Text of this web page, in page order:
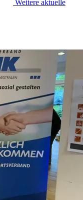
Weitere aktuelle